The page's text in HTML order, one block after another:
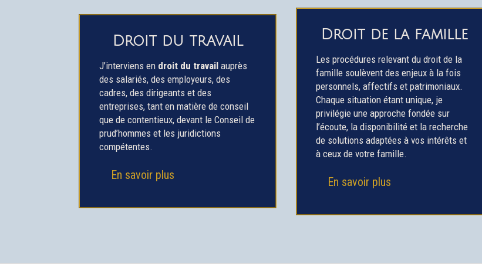
Droit du travail
J’interviens en droit du travailauprès
des salariés, des employeurs, des
cadres, des dirigeants et des
entreprises, tant en matière de conseil
que de contentieux, devant le Conseil de
prud’hommes et les juridictions
compétentes.
En savoir plus
Droit de la famille
Les procédures relevant du droit de la
famille soulèvent des enjeux à la fois
personnels, affectifs et patrimoniaux.
Chaque situation étant unique, je
privilégie une approche fondée sur
l’écoute, la disponibilité et la recherche
de solutions adaptées à vos intérêts et
à ceux de votre famille.
En savoir plus